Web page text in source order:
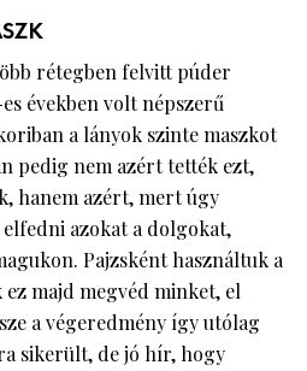
rétegben felvitt púder
években volt népszerű
a lányok szinte maszkot
pedig nem azért tették ezt,
hanem azért, mert úgy
azokat a dolgokat,
Pajzsként használtuk a
majd megvéd minket, el
a végeredmény így utólag
sikerült, de jó hír, hogy